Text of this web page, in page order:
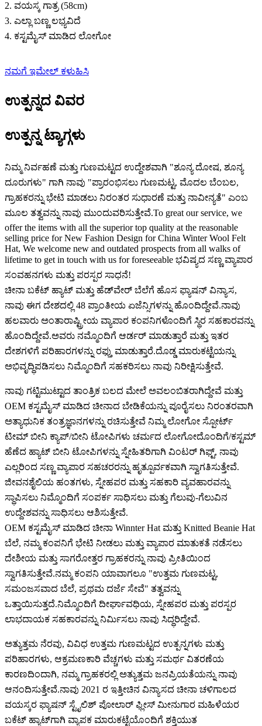
2. ವಯಸ್ಕ ಗಾತ್ರ (58cm)
3. ಎಲ್ಲಾ ಬಣ್ಣ ಲಭ್ಯವಿದೆ
4. ಕಸ್ಟಮೈಸ್ ಮಾಡಿದ ಲೋಗೋ
ನಮಗೆ ಇಮೇಲ್ ಕಳುಹಿಸಿ
ಉತ್ಪನ್ನದ ವಿವರ
ಉತ್ಪನ್ನ ಟ್ಯಾಗ್ಗಳು
ನಿಮ್ಮ ನಿರ್ವಹಣೆ ಮತ್ತು ಗುಣಮಟ್ಟದ ಉದ್ದೇಶವಾಗಿ "ಶೂನ್ಯ ದೋಷ, ಶೂನ್ಯ
ದೂರುಗಳು" ಗಾಗಿ ನಾವು "ಪ್ರಾರಂಭಿಸಲು ಗುಣಮಟ್ಟ, ಮೊದಲ ಬೆಂಬಲ,
ಗ್ರಾಹಕರನ್ನು ಭೇಟಿ ಮಾಡಲು ನಿರಂತರ ಸುಧಾರಣೆ ಮತ್ತು ನಾವೀನ್ಯತೆ" ಎಂಬ
ಮೂಲ ತತ್ವವನ್ನು ನಾವು ಮುಂದುವರಿಸುತ್ತೇವೆ.To great our service, we
offer the items with all the superior top quality at the reasonable
selling price for New Fashion Design for China Winter Wool Felt
Hat, We welcome new and outdated prospects from all walks of
lifetime to get in touch with us for foreseeable ಭವಿಷ್ಯದ ಸಣ್ಣ ವ್ಯಾಪಾರ
ಸಂವಹನಗಳು ಮತ್ತು ಪರಸ್ಪರ ಸಾಧನೆ!
ಚೀನಾ ಬಕೆಟ್ ಹ್ಯಾಟ್ ಮತ್ತು ಹೆಡ್‌ವೇರ್ ಬೆಲೆಗೆ ಹೊಸ ಫ್ಯಾಷನ್ ವಿನ್ಯಾಸ,
ನಾವು ಈಗ ದೇಶದಲ್ಲಿ 48 ಪ್ರಾಂತೀಯ ಏಜೆನ್ಸಿಗಳನ್ನು ಹೊಂದಿದ್ದೇವೆ.ನಾವು
ಹಲವಾರು ಅಂತಾರಾಷ್ಟ್ರೀಯ ವ್ಯಾಪಾರ ಕಂಪನಿಗಳೊಂದಿಗೆ ಸ್ಥಿರ ಸಹಕಾರವನ್ನು
ಹೊಂದಿದ್ದೇವೆ.ಅವರು ನಮ್ಮೊಂದಿಗೆ ಆರ್ಡರ್ ಮಾಡುತ್ತಾರೆ ಮತ್ತು ಇತರ
ದೇಶಗಳಿಗೆ ಪರಿಹಾರಗಳನ್ನು ರಫ್ತು ಮಾಡುತ್ತಾರೆ.ದೊಡ್ಡ ಮಾರುಕಟ್ಟೆಯನ್ನು
ಅಭಿವೃದ್ಧಿಪಡಿಸಲು ನಿಮ್ಮೊಂದಿಗೆ ಸಹಕರಿಸಲು ನಾವು ನಿರೀಕ್ಷಿಸುತ್ತೇವೆ.
ನಾವು ಗಟ್ಟಿಮುಟ್ಟಾದ ತಾಂತ್ರಿಕ ಬಲದ ಮೇಲೆ ಅವಲಂಬಿತರಾಗಿದ್ದೇವೆ ಮತ್ತು
OEM ಕಸ್ಟಮೈಸ್ ಮಾಡಿದ ಚೀನಾದ ಬೇಡಿಕೆಯನ್ನು ಪೂರೈಸಲು ನಿರಂತರವಾಗಿ
ಅತ್ಯಾಧುನಿಕ ತಂತ್ರಜ್ಞಾನಗಳನ್ನು ರಚಿಸುತ್ತೇವೆ ನಿಮ್ಮ ಲೋಗೋ ಸ್ಪೋರ್ಟ್
ಟೀಮ್ ಬೀನಿ ಕ್ಯಾಪ್/ಬೀನಿ ಟೋಪಿಗಳು ಚರ್ಮದ ಲೋಗೋದೊಂದಿಗೆ/ಕಸ್ಟಮ್
ಹೆಣೆದ ಹ್ಯಾಟ್ ಬೀನಿ ಟೋಪಿಗಳನ್ನು ಸ್ನೇಹಿತರಿಗಾಗಿ ವಿಂಟರ್ ಗಿಫ್ಟ್, ನಾವು
ಎಲ್ಲರಿಂದ ಸಣ್ಣ ವ್ಯಾಪಾರ ಸಹಚರರನ್ನು ಹೃತ್ಪೂರ್ವಕವಾಗಿ ಸ್ವಾಗತಿಸುತ್ತೇವೆ.
ಜೀವನಶೈಲಿಯ ಹಂತಗಳು, ಸ್ನೇಹಪರ ಮತ್ತು ಸಹಕಾರಿ ವ್ಯವಹಾರವನ್ನು
ಸ್ಥಾಪಿಸಲು ನಿಮ್ಮೊಂದಿಗೆ ಸಂಪರ್ಕ ಸಾಧಿಸಲು ಮತ್ತು ಗೆಲುವು-ಗೆಲುವಿನ
ಉದ್ದೇಶವನ್ನು ಸಾಧಿಸಲು ಆಶಿಸುತ್ತೇವೆ.
OEM ಕಸ್ಟಮೈಸ್ ಮಾಡಿದ ಚೀನಾ Winnter Hat ಮತ್ತು Knitted Beanie Hat
ಬೆಲೆ, ನಮ್ಮ ಕಂಪನಿಗೆ ಭೇಟಿ ನೀಡಲು ಮತ್ತು ವ್ಯಾಪಾರ ಮಾತುಕತೆ ನಡೆಸಲು
ದೇಶೀಯ ಮತ್ತು ಸಾಗರೋತ್ತರ ಗ್ರಾಹಕರನ್ನು ನಾವು ಪ್ರೀತಿಯಿಂದ
ಸ್ವಾಗತಿಸುತ್ತೇವೆ.ನಮ್ಮ ಕಂಪನಿ ಯಾವಾಗಲೂ "ಉತ್ತಮ ಗುಣಮಟ್ಟ,
ಸಮಂಜಸವಾದ ಬೆಲೆ, ಪ್ರಥಮ ದರ್ಜೆ ಸೇವೆ" ತತ್ವವನ್ನು
ಒತ್ತಾಯಿಸುತ್ತದೆ.ನಿಮ್ಮೊಂದಿಗೆ ದೀರ್ಘಾವಧಿಯ, ಸ್ನೇಹಪರ ಮತ್ತು ಪರಸ್ಪರ
ಲಾಭದಾಯಕ ಸಹಕಾರವನ್ನು ನಿರ್ಮಿಸಲು ನಾವು ಸಿದ್ಧರಿದ್ದೇವೆ.
ಅತ್ಯುತ್ತಮ ನೆರವು, ವಿವಿಧ ಉತ್ತಮ ಗುಣಮಟ್ಟದ ಉತ್ಪನ್ನಗಳು ಮತ್ತು
ಪರಿಹಾರಗಳು, ಆಕ್ರಮಣಕಾರಿ ವೆಚ್ಚಗಳು ಮತ್ತು ಸಮರ್ಥ ವಿತರಣೆಯ
ಕಾರಣದಿಂದಾಗಿ, ನಮ್ಮ ಗ್ರಾಹಕರಲ್ಲಿ ಅತ್ಯುತ್ತಮ ಜನಪ್ರಿಯತೆಯನ್ನು ನಾವು
ಆನಂದಿಸುತ್ತೇವೆ.ನಾವು 2021 ರ ಇತ್ತೀಚಿನ ವಿನ್ಯಾಸದ ಚೀನಾ ಚಳಿಗಾಲದ
ವಯಸ್ಕರ ಫ್ಯಾಷನ್ ಸ್ಟೈಲಿಶ್ ಪೋಲಾರ್ ಫ್ಲೀಸ್ ಮೀನುಗಾರ ಮಹಿಳೆಯರ
ಬಕೆಟ್ ಹ್ಯಾಟ್‌ಗಾಗಿ ವ್ಯಾಪಕ ಮಾರುಕಟ್ಟೆಯೊಂದಿಗೆ ಶಕ್ತಿಯುತ